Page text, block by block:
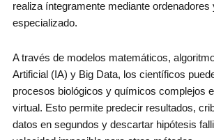
realiza íntegramente mediante ordenadores
especializado.
A través de modelos matemáticos,
Artificial (IA) y Big Data, los científicos
procesos biológicos y químicos complejos
virtual. Esto permite predecir resultados,
datos en segundos y descartar hipótesis